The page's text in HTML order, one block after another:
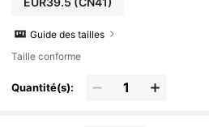
Guide des tailles
Taille conforme
Quantité(s):